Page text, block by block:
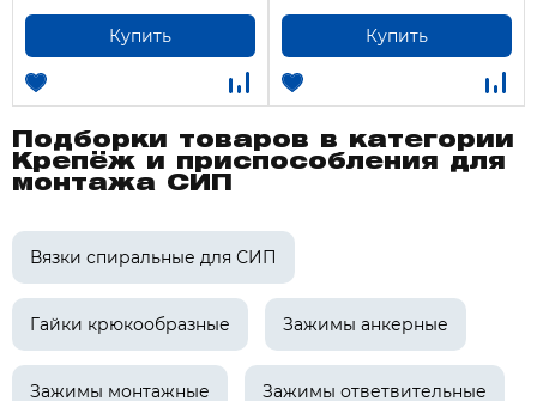
Купить Купить
Подборки товаров в категории
Крепёж и приспособления для
монтажа СИП
Вязки спиральные для СИП
Гайки крюкообразные Зажимы анкерные
Зажимы монтажные Зажимы ответвительные